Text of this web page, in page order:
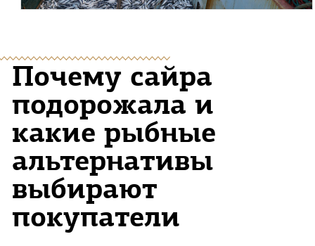
Почему сайра
подорожала и
какие рыбные
альтернативы
выбирают
покупатели